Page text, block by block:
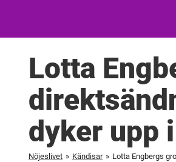
Lotta
dyker upp
Nöjeslivet » Kändisar » Lotta Engbergs